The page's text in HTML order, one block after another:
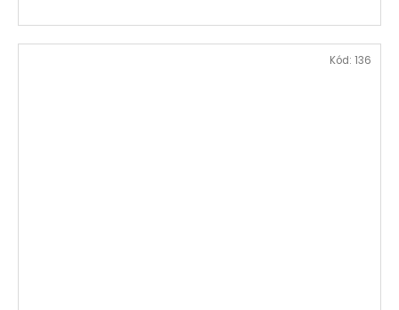
Kód: 136